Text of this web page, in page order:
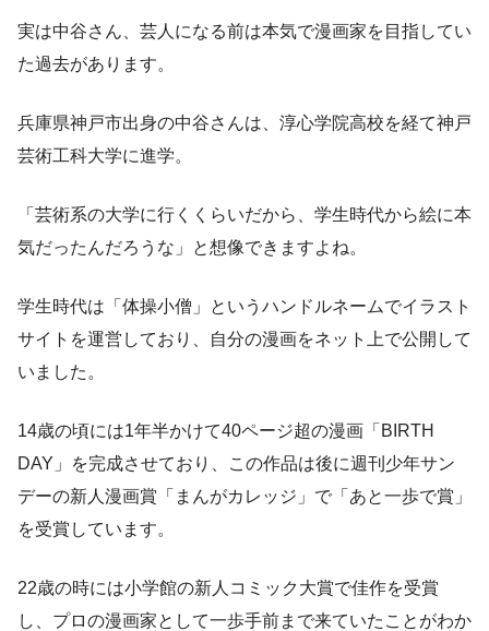
実は中谷さん、芸人になる前は本気で漫画家を目指してい
た過去があります。
兵庫県神戸市出身の中谷さんは、淳心学院高校を経て神戸
芸術工科大学に進学。
「芸術系の大学に行くくらいだから、学生時代から絵に本
気だったんだろうな」と想像できますよね。
学生時代は「体操小僧」というハンドルネームでイラスト
サイトを運営しており、自分の漫画をネット上で公開して
いました。
14歳の頃には1年半かけて40ページ超の漫画「BIRTH
DAY」を完成させており、この作品は後に週刊少年サン
デーの新人漫画賞「まんがカレッジ」で「あと一歩で賞」
を受賞しています。
22歳の時には小学館の新人コミック大賞で佳作を受賞
し、プロの漫画家として一歩手前まで来ていたことがわか